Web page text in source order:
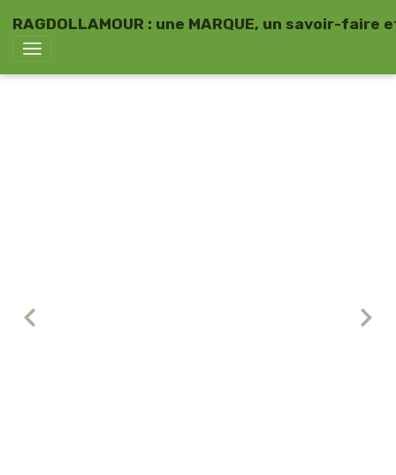
RAGDOLLAMOUR : une MARQUE, un savoir-faire